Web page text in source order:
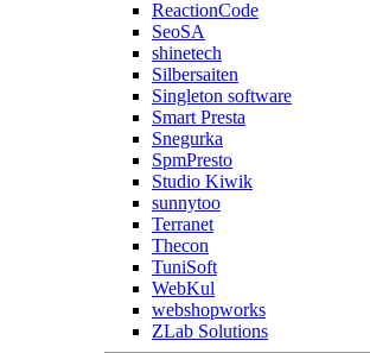
ReactionCode
SeoSA
shinetech
Silbersaiten
Singleton software
Smart Presta
Snegurka
SpmPresto
Studio Kiwik
sunnytoo
Terranet
Thecon
TuniSoft
WebKul
webshopworks
ZLab Solutions